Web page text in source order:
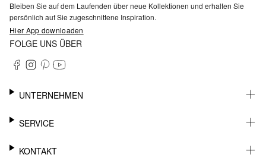
Bleiben Sie auf dem Laufenden über neue Kollektionen und erhalten Sie
persönlich auf Sie zugeschnittene Inspiration.
Hier App downloaden
FOLGE UNS ÜBER
UNTERNEHMEN
KARRIERE
BARRIEREFREIHEIT
SERVICE
WHATSAPP
KONTAKT